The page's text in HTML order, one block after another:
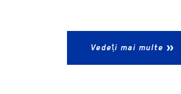
Vedeți mai multe